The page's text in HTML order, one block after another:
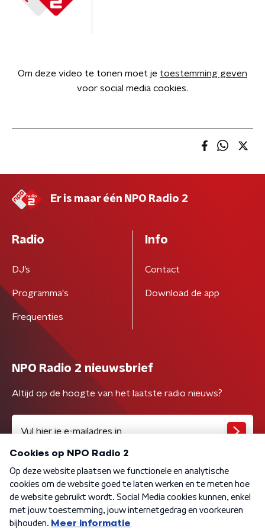
Om deze video te tonen moet je toestemming geven
voor social media cookies.
Er is maar één NPO Radio 2
Radio
DJ’s
Programma's
Frequenties
Info
Contact
Download de app
NPO Radio 2 nieuwsbrief
Altijd op de hoogte van het laatste radio nieuws?
Algemene voorwaarden